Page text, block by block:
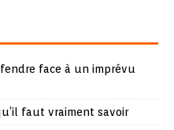
face à un imprévu
faut vraiment savoir